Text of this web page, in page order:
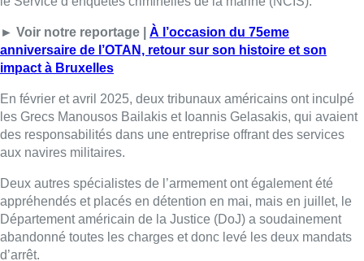
d’arrêt.
Du côté européen, les enquêtes se poursuivent. En Belgique,
détenu, tandis que ses potentiels complices ont été interpellés.
D’autres perquisitions et arrestations ont été menées aux Pays-
Bas.
corruption“, se retenant en outre de commenter “afin de ne pas
interférer avec les enquêtes en cours“.
Belga – Photo : Belga Image